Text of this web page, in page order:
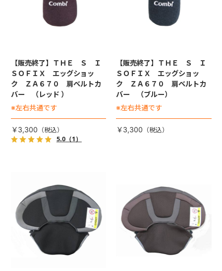
【販売終了】ＴＨＥ Ｓ Ｉ
ＳＯＦＩＸ エッグショッ
ク ＺＡ６７０ 肩ベルトカ
バー （レッド ）
※左右共通です
￥3,300
5.0（1）
【販売終了】ＴＨＥ Ｓ Ｉ
ＳＯＦＩＸ エッグショッ
ク ＺＡ６７０ 肩ベルトカ
バー （ブルー）
※左右共通です
￥3,300